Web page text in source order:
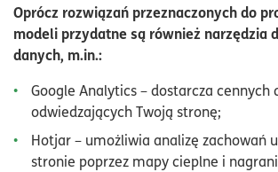
Oprócz rozwiązań przeznaczonych do
modeli przydatne są również narzędzia
danych, m.in.:
Google Analytics – dostarcza cennych
odwiedzających Twoją stronę;
Hotjar – umożliwia analizę zachowań
stronie poprzez mapy cieplne i